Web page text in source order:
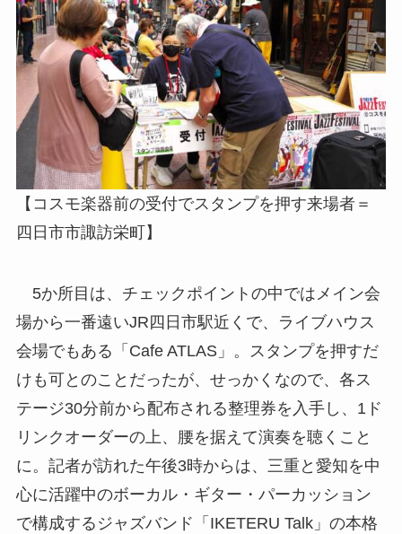
【コスモ楽器前の受付でスタンプを押す来場者＝
四日市市諏訪栄町】
5か所目は、チェックポイントの中ではメイン会
場から一番遠いJR四日市駅近くで、ライブハウス
会場でもある「Cafe ATLAS」。スタンプを押すだ
けも可とのことだったが、せっかくなので、各ス
テージ30分前から配布される整理券を入手し、1ド
リンクオーダーの上、腰を据えて演奏を聴くこと
に。記者が訪れた午後3時からは、三重と愛知を中
心に活躍中のボーカル・ギター・パーカッション
で構成するジャズバンド「IKETERU Talk」の本格